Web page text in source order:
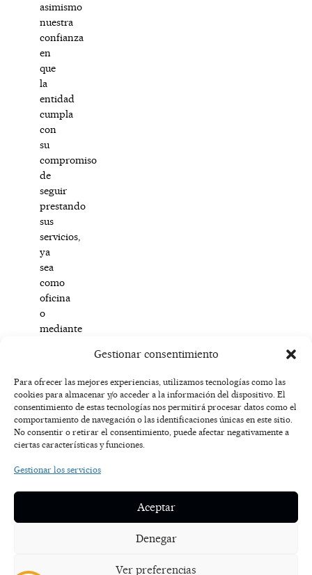
Gestionar consentimiento
Para ofrecer las mejores experiencias, utilizamos tecnologías como las
cookies para almacenar y/o acceder a la información del dispositivo. El
consentimiento de estas tecnologías nos permitirá procesar datos como el
comportamiento de navegación o las identificaciones únicas en este sitio.
No consentir o retirar el consentimiento, puede afectar negativamente a
ciertas características y funciones.
Gestionar los servicios
Aceptar
Denegar
Ver preferencias
asimismo
nuestra
confianza
en
que
la
entidad
cumpla
con
su
compromiso
de
seguir
prestando
sus
servicios,
ya
sea
como
oficina
o
mediante
colaborador.
F
a
c
e
f
I
n
s
t
X
-
t
w
Y
o
u
t
T
i
k
t
AVISO
POLÍTICA DE